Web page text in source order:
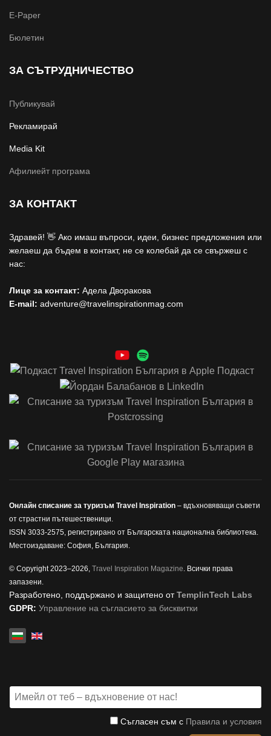
E-Paper
Бюлетин
ЗА СЪТРУДНИЧЕСТВО
Публикувай
Рекламирай
Media Kit
Афилиейт програма
ЗА КОНТАКТ
Здравей! 👋 Ако имаш въпроси, идеи, бизнес предложения или
желаеш да бъдем в контакт, не се колебай да се свържеш с
нас:
Лице за контакт: Адела Дворакова
E-mail: adventure@travelinspirationmag.com
Онлайн списание за туризъм Travel Inspiration – вдъхновяващи съвети
от страстни пътешественици.
ISSN 3033-2575, регистрирано от Българската национална библиотека.
Местоиздаване: София, България.
© Copyright 2023–2026, Travel Inspiration Magazine. Всички права
запазени.
Разработено, поддържано и защитено отTemplinTech Labs
GDPR: Управление на съгласието за бисквитки
Изберете език
Съгласен съм с Правила и условия